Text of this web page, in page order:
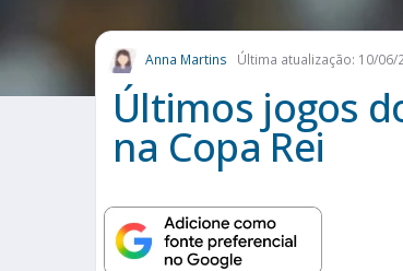
Anna Martins Última atualização: 10/06/
Últimos jogos
na Copa Rei